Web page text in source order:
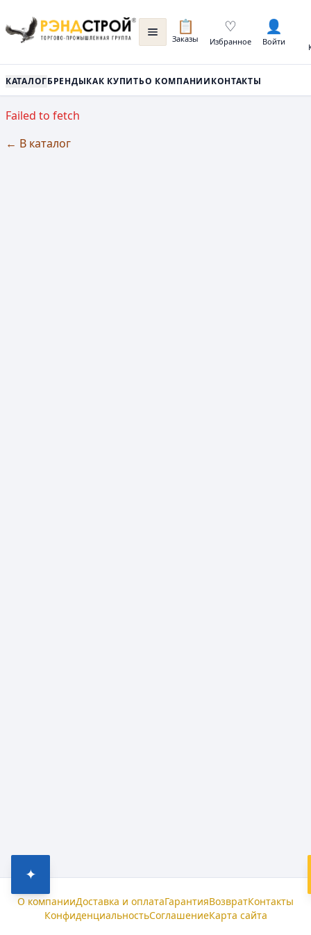
📋
Заказы
♡
Избранное
👤
Войти
КАТАЛОГБРЕНДЫКАК КУПИТЬО КОМПАНИИКОНТАКТЫ
Failed to fetch
← В каталог
✦
О компанииДоставка и оплатаГарантияВозвратКонтакты
КонфиденциальностьСоглашениеКарта сайта